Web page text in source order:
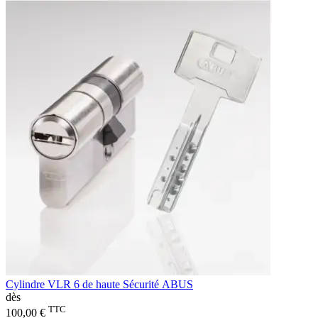
Cylindre VLR 6 de haute Sécurité ABUS
dès
100,00 € TTC